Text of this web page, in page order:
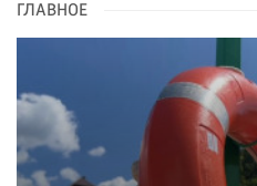
ГЛАВНОЕ